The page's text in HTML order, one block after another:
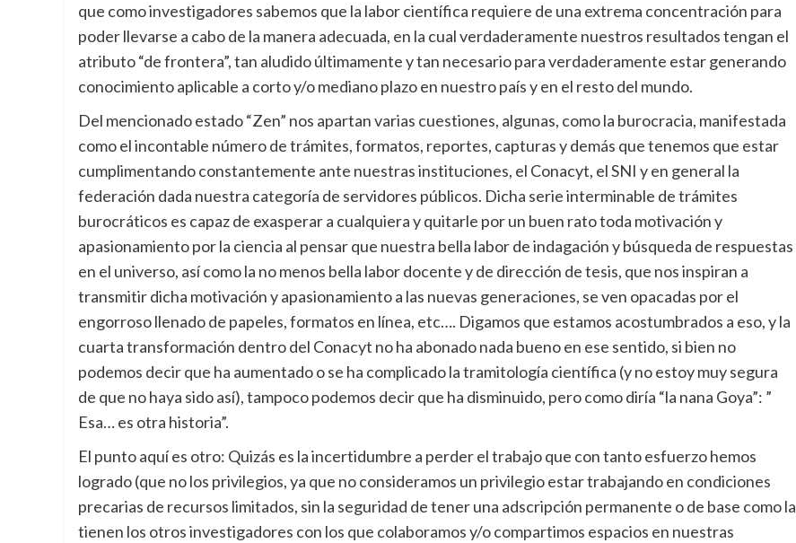
que como investigadores sabemos que la labor científica requiere de una extrema concentración para
poder llevarse a cabo de la manera adecuada, en la cual verdaderamente nuestros resultados tengan el
atributo “de frontera”, tan aludido últimamente y tan necesario para verdaderamente estar generando
conocimiento aplicable a corto y/o mediano plazo en nuestro país y en el resto del mundo.
Del mencionado estado “Zen” nos apartan varias cuestiones, algunas, como la burocracia, manifestada
como el incontable número de trámites, formatos, reportes, capturas y demás que tenemos que estar
cumplimentando constantemente ante nuestras instituciones, el Conacyt, el SNI y en general la
federación dada nuestra categoría de servidores públicos. Dicha serie interminable de trámites
burocráticos es capaz de exasperar a cualquiera y quitarle por un buen rato toda motivación y
apasionamiento por la ciencia al pensar que nuestra bella labor de indagación y búsqueda de respuestas
en el universo, así como la no menos bella labor docente y de dirección de tesis, que nos inspiran a
transmitir dicha motivación y apasionamiento a las nuevas generaciones, se ven opacadas por el
engorroso llenado de papeles, formatos en línea, etc…. Digamos que estamos acostumbrados a eso, y la
cuarta transformación dentro del Conacyt no ha abonado nada bueno en ese sentido, si bien no
podemos decir que ha aumentado o se ha complicado la tramitología científica (y no estoy muy segura
de que no haya sido así), tampoco podemos decir que ha disminuido, pero como diría “la nana Goya”: ”
Esa… es otra historia”.
El punto aquí es otro: Quizás es la incertidumbre a perder el trabajo que con tanto esfuerzo hemos
logrado (que no los privilegios, ya que no consideramos un privilegio estar trabajando en condiciones
precarias de recursos limitados, sin la seguridad de tener una adscripción permanente o de base como la
tienen los otros investigadores con los que colaboramos y/o compartimos espacios en nuestras